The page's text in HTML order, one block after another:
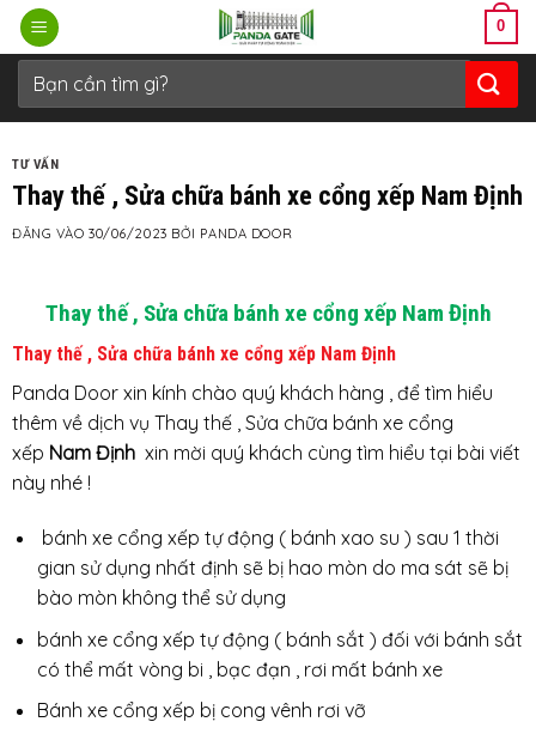
Bỏ
qua
dung
0
Tìm
kiếm:
TƯ VẤN
Thay thế , Sửa chữa bánh xe cổng xếp Nam Định
ĐĂNG VÀO30/06/2023 BỞI PANDA DOOR
Thay thế , Sửa chữa bánh xe cổng xếp Nam Định
Thay thế , Sửa chữa bánh xe cổng xếp Nam Định
Panda Door xin kính chào quý khách hàng , để tìm hiểu
thêm về dịch vụ Thay thế , Sửa chữa bánh xe cổng
xếp Nam Định xin mời quý khách cùng tìm hiểu tại bài viết
này nhé !
bánh xe cổng xếp tự động ( bánh xao su ) sau 1 thời
gian sử dụng nhất định sẽ bị hao mòn do ma sát sẽ bị
bào mòn không thể sử dụng
bánh xe cổng xếp tự động ( bánh sắt ) đối với bánh sắt
có thể mất vòng bi , bạc đạn , rơi mất bánh xe
Bánh xe cổng xếp bị cong vênh rơi vỡ